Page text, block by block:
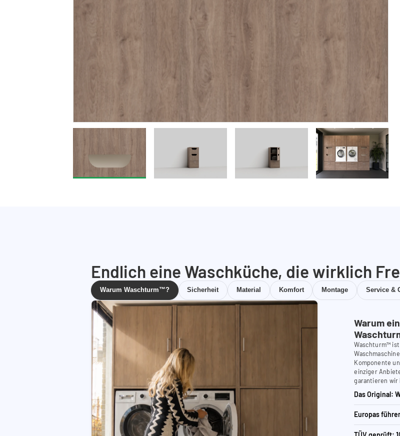
Endlich eine Waschküche, die wirklich
Warum Waschturm™? Sicherheit Material Komfort Montage Service &
Warum
Waschturm™
Komponente
einziger
garantieren wir
Das Original:
Europas